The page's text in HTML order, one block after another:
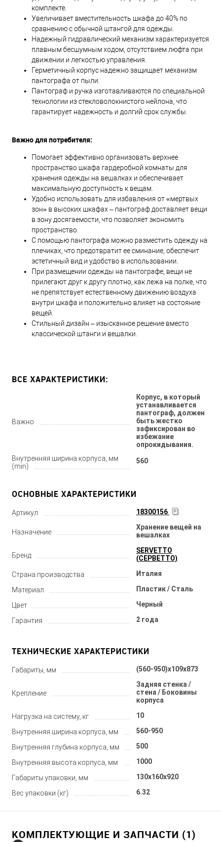
комплекте.
Увеличивает вместительность шкафа до 40% по
сравнению с обычной штангой для одежды.
Надежный гидравлический механизм характеризуется
плавным бесшумным ходом, отсутствием люфта при
движении и легкостью управления.
Герметичный корпус надежно защищает механизм
пантографа от пыли.
Пантограф и ручка изготавливаются по специальной
технологии из стекловолокнистого нейлона, что
гарантирует надежность и долгий срок службы.
Важно для потребителя:
Помогает эффективно организовать верхнее
пространство шкафа гардеробной комнаты для
хранения одежды на вешалках и обеспечивает
максимальную доступность к вещам.
Удобно использовать для избавления от «мертвых
зон» в высоких шкафах – пантограф доставляет вещи
в зону досягаемости, что позволяет экономить
пространство.
С помощью пантографа можно разместить одежду на
плечиках, что предотвратит ее сминание, обеспечит
эстетичный вид и удобство в использовании.
При размещении одежды на пантографе, вещи не
прилегают друг к другу плотно, как лежа на полке, что
не препятствует естественному движению воздуха
внутри шкафа и положительно влияет на состояние
вещей.
Стильный дизайн – изысканное решение вместо
классической штанги и вешалки.
ВСЕ ХАРАКТЕРИСТИКИ:
Важно
Корпус, в который
устанавливается
пантограф, должен
быть жестко
зафиксирован во
избежание
опрокидывания.
Внутренняя ширина корпуса, мм
(min)
560
ОСНОВНЫЕ ХАРАКТЕРИСТИКИ
Артикул 18300156
Назначение
Хранение вещей на
вешалках
Бренд
SERVETTO
(СЕРВЕТТО)
Страна производства Италия
Материал Пластик / Сталь
Цвет Черный
Гарантия 2 года
ТЕХНИЧЕСКИЕ ХАРАКТЕРИСТИКИ
Габариты, мм (560-950)x109x873
Крепление
Задняя стенка /
стена / Боковины
корпуса
Нагрузка на систему, кг 10
Внутренняя ширина корпуса, мм 560-950
Внутренняя глубина корпуса, мм 500
Внутренняя высота корпуса, мм 1000
Габариты упаковки, мм 130x160x920
Вес упаковки (кг) 6.32
КОМПЛЕКТУЮЩИЕ И ЗАПЧАСТИ (1)